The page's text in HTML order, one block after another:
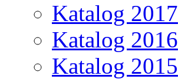
Katalog 2017
Katalog 2016
Katalog 2015